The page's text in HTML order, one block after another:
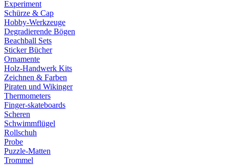
Experiment
Schürze & Cap
Hobby-Werkzeuge
Degradierende Bögen
Beachball Sets
Sticker Bücher
Ornamente
Holz-Handwerk Kits
Zeichnen & Farben
Piraten und Wikinger
Thermometers
Finger-skateboards
Scheren
Schwimmflügel
Rollschuh
Probe
Puzzle-Matten
Trommel